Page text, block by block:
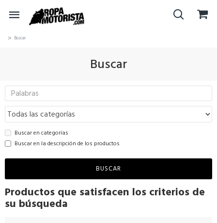
Buscar
Buscar
Buscar en categorías
Buscar en la descripción de los productos
BUSCAR
Productos que satisfacen los criterios de
su búsqueda